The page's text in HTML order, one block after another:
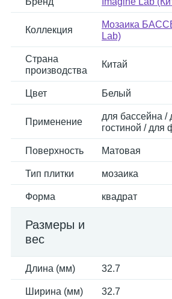
Коллекция
Мозаика
Lab)
Страна
производства
Китай
Цвет Белый
Применение
для бассейна /
гостиной / для
Поверхность Матовая
Тип плитки мозаика
Форма квадрат
Размеры и
вес
Длина (мм) 32.7
Ширина (мм) 32.7